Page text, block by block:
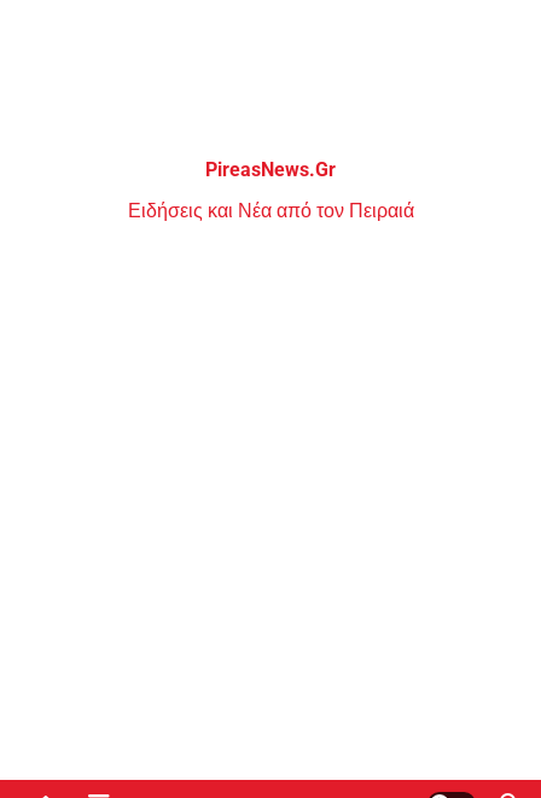
PireasNews.Gr
Ειδήσεις και Νέα από τον Πειραιά